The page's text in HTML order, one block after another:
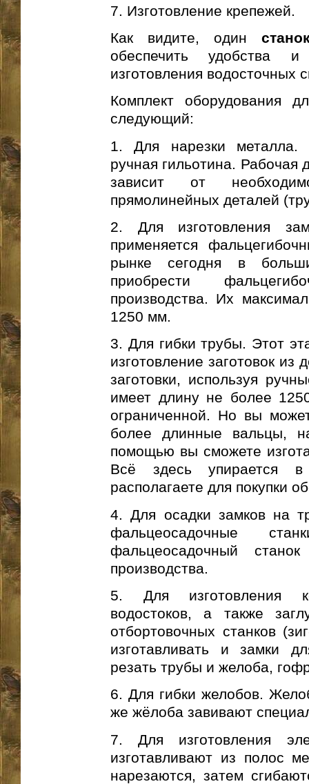
7. Изготовление крепежей.
Как видите, один
обеспечить удобства
изготовления водосточных
Комплект оборудования
следующий:
1. Для нарезки металла.
ручная гильотина.
зависит от
прямолинейных деталей
2. Для изготовления
применяется
рынке сегодня в
приобрести
производства. Их
1250 мм.
3. Для гибки трубы. Этот
изготовление заготовок из
заготовки, используя
имеет длину не более
ограниченной. Но вы
более длинные вальцы,
помощью вы сможете
Всё здесь упирается в
располагаете для покупки
4. Для осадки замков на
фальцеосадочные
фальцеосадочный
производства.
5. Для изготовления
водостоков, а также
отбортовочных станков
изготавливать и замки
резать трубы и желоба,
6. Для гибки желобов.
же жёлоба завивают
7. Для изготовления
изготавливают из полос
нарезаются, затем